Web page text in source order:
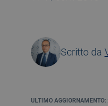
Scritto da
ULTIMO